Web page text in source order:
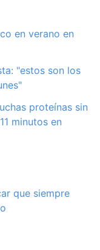
en verano en
"estos son los
proteínas sin
minutos en
que siempre